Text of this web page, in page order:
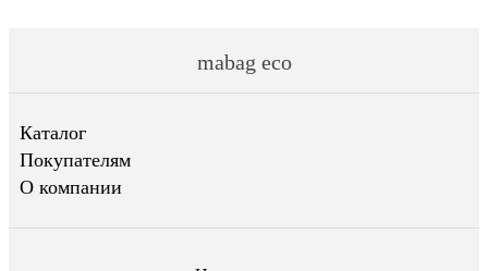
mabag eco
Каталог
Покупателям
О компании